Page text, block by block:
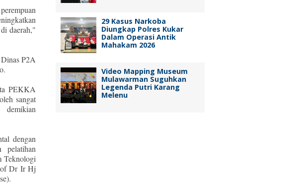
daerah,"
P2A
PEKKA
sangat
demikian
dengan
Teknologi
Dr Ir Hj
29 Kasus Narkoba
Diungkap Polres Kukar
Dalam Operasi Antik
Mahakam 2026
Video Mapping Museum
Mulawarman Suguhkan
Legenda Putri Karang
Melenu